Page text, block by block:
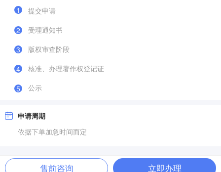
1
提交申请
2
受理通知书
3
版权审查阶段
4
核准、办理著作权登记证
5 公示
申请周期
依据下单加急时间而定
售前咨询 立即办理